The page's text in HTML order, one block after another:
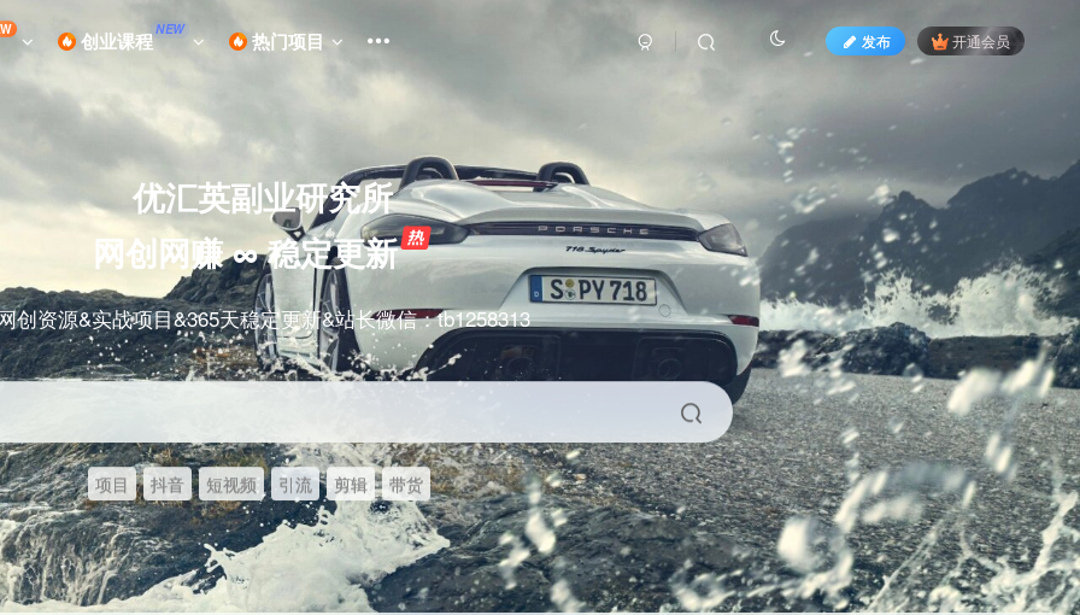
创业课程NEW 热门项目 发布 开通会员
优汇英副业研究所
网创网赚 ∞ 稳定更新
创资源&实战项目&365天稳定更新&站长微信：tb1258313
项目 抖音 短视频 引流 剪辑 带货